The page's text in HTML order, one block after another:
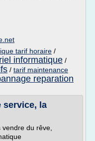
tarif horaire /
informatique /
/ tarif maintenance
reparation
service, la
du rêve,